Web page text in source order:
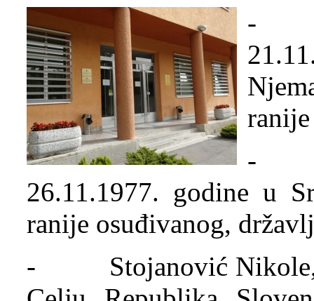
-
-
26.11.1977. godine u
ranije osuđivanog,
- Stojanović Nikole,